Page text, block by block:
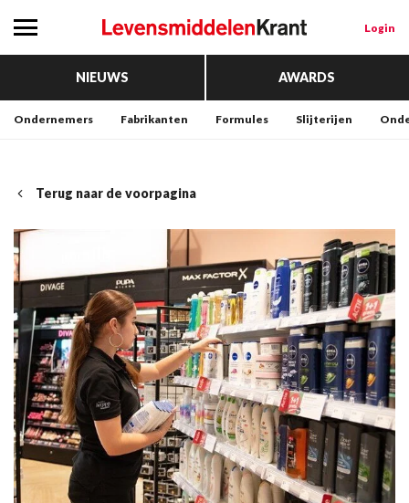
Login
NIEUWS AWARDS
Ondernemers Fabrikanten Formules Slijterijen
Terug naar de voorpagina